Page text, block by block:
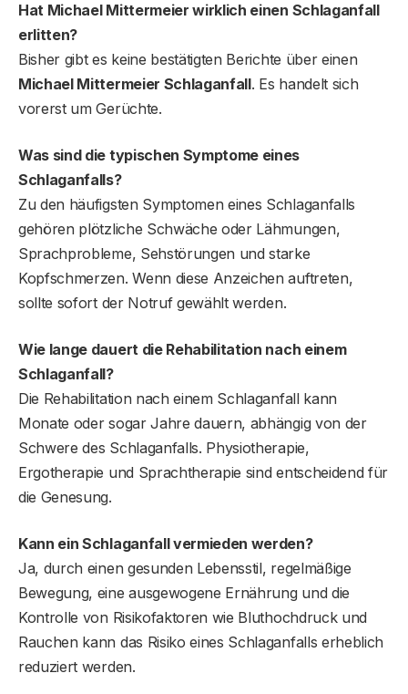
Hat Michael Mittermeier wirklich einen Schlaganfall
erlitten?
Bisher gibt es keine bestätigten Berichte über einen
Michael Mittermeier Schlaganfall. Es handelt sich
vorerst um Gerüchte.
Was sind die typischen Symptome eines
Schlaganfalls?
Zu den häufigsten Symptomen eines Schlaganfalls
gehören plötzliche Schwäche oder Lähmungen,
Sprachprobleme, Sehstörungen und starke
Kopfschmerzen. Wenn diese Anzeichen auftreten,
sollte sofort der Notruf gewählt werden.
Wie lange dauert die Rehabilitation nach einem
Schlaganfall?
Die Rehabilitation nach einem Schlaganfall kann
Monate oder sogar Jahre dauern, abhängig von der
Schwere des Schlaganfalls. Physiotherapie,
Ergotherapie und Sprachtherapie sind entscheidend für
die Genesung.
Kann ein Schlaganfall vermieden werden?
Ja, durch einen gesunden Lebensstil, regelmäßige
Bewegung, eine ausgewogene Ernährung und die
Kontrolle von Risikofaktoren wie Bluthochdruck und
Rauchen kann das Risiko eines Schlaganfalls erheblich
reduziert werden.